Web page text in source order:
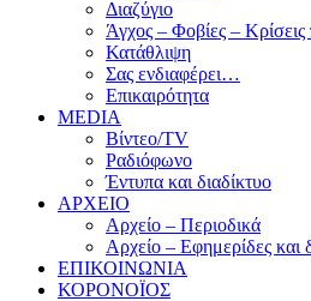
Διαζύγιο
Άγχος – Φοβίες – Κρίσεις
Κατάθλιψη
Σας ενδιαφέρει…
Επικαιρότητα
MEDIA
Βίντεο/TV
Ραδιόφωνο
Έντυπα και διαδίκτυο
ΑΡΧΕΙΟ
Αρχείο – Περιοδικά
Αρχείο – Εφημερίδες και
ΕΠΙΚΟΙΝΩΝΙΑ
ΚΟΡΟΝΟΪΟΣ